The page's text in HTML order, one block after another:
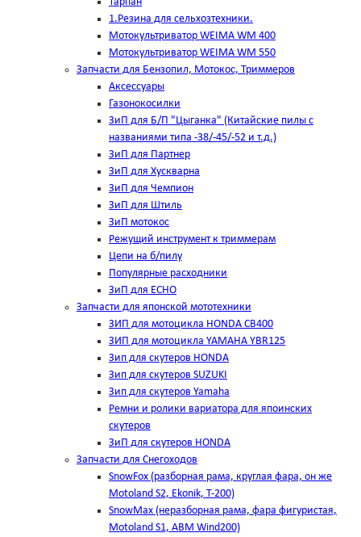
1.Резина для сельхозтехники.
Мотокультриватор WEIMA WM 400
Мотокультриватор WEIMA WM 550
Запчасти для Бензопил, Мотокос, Триммеров
Аксессуары
Газонокосилки
ЗиП для Б/П "Цыганка" (Китайские пилы с
названиями типа -38/-45/-52 и т.д.)
ЗиП для Партнер
ЗиП для Хускварна
ЗиП для Чемпион
ЗиП для Штиль
ЗиП мотокос
Режущий инструмент к триммерам
Цепи на б/пилу
Популярные расходники
ЗиП для ЕСНО
Запчасти для японской мототехники
ЗИП для мотоцикла HONDA CB400
ЗИП для мотоцикла YAMAHA YBR125
Зип для скутеров HONDA
Зип для скутеров SUZUKI
Зип для скутеров Yamaha
Ремни и ролики вариатора для япоинских
скутеров
ЗиП для скутеров HONDA
Запчасти для Снегоходов
SnowFox (разборная рама, круглая фара, он же
Motoland S2, Ekonik, T-200)
SnowMax (неразборная рама, фара фигуристая,
Motoland S1, ABM Wind200)